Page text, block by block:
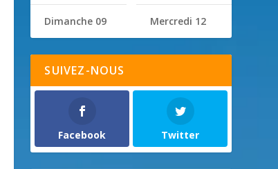
Dimanche 09 Mercredi 12
SUIVEZ-NOUS
Facebook Twitter